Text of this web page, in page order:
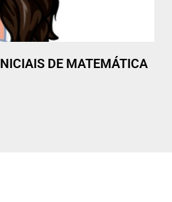
DE MATEMÁTICA